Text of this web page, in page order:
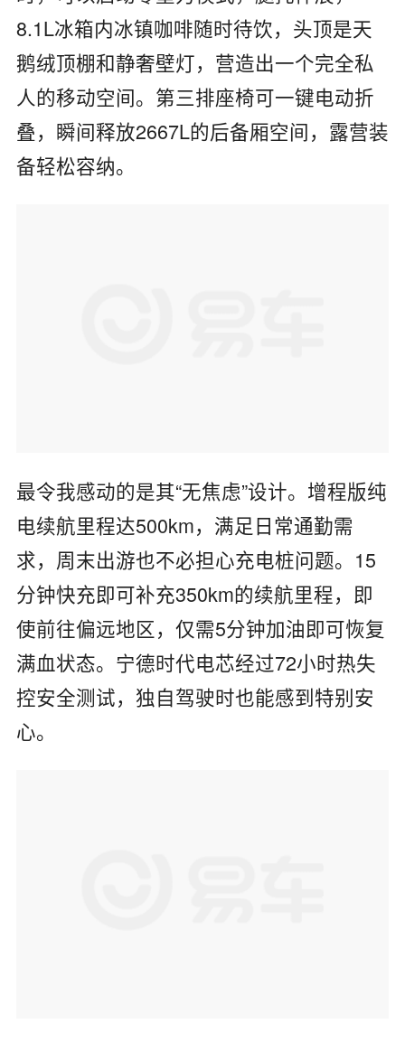
8.1L冰箱内冰镇咖啡随时待饮，头顶是天
鹅绒顶棚和静奢壁灯，营造出一个完全私
人的移动空间。第三排座椅可一键电动折
叠，瞬间释放2667L的后备厢空间，露营装
备轻松容纳。
最令我感动的是其“无焦虑”设计。增程版纯
电续航里程达500km，满足日常通勤需
求，周末出游也不必担心充电桩问题。15
分钟快充即可补充350km的续航里程，即
使前往偏远地区，仅需5分钟加油即可恢复
满血状态。宁德时代电芯经过72小时热失
控安全测试，独自驾驶时也能感到特别安
心。